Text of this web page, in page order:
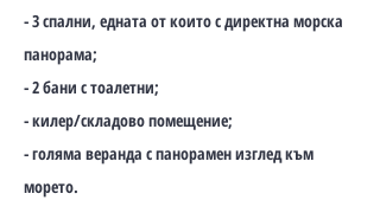
- 3 спални, едната от които с директна морска
панорама;
- 2 бани с тоалетни;
- килер/складово помещение;
- голяма веранда с панорамен изглед към
морето.